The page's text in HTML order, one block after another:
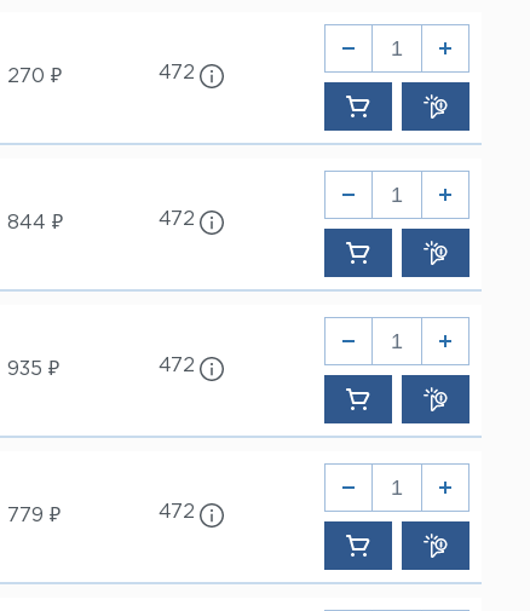
270 ₽ 472
844 ₽ 472
935 ₽ 472
779 ₽ 472